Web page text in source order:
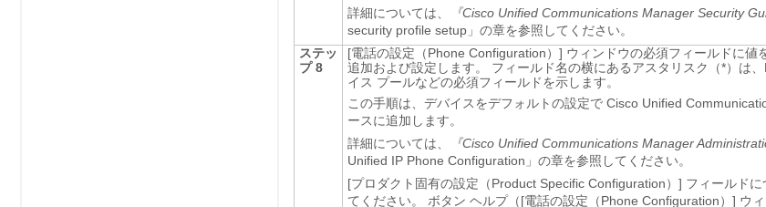
詳細については、
『Cisco Unified Communications Manager Security
security profile setup」の章を参照してください。
ステッ
プ 8
[電話の設定（Phone Configuration）] ウィンドウの必須フィールドに値
追加および設定します。 フィールド名の横にあるアスタリスク（*）は
イス プールなどの必須フィールドを示します。
この手順は、デバイスをデフォルトの設定で Cisco Unified
ースに追加します。
詳細については、
『Cisco Unified Communications Manager
Unified IP Phone Configuration」の章を参照してください。
[プロダクト固有の設定（Product Specific Configuration）] フィールド
てください。 ボタン ヘルプ（[電話の設定（Phone Configuration）] ウィ